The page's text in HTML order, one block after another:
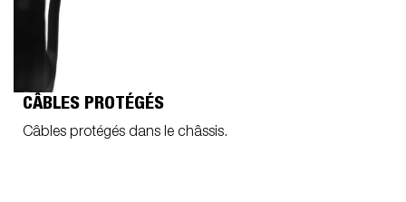
CÂBLES PROTÉGÉS
Câbles protégés dans le châssis.